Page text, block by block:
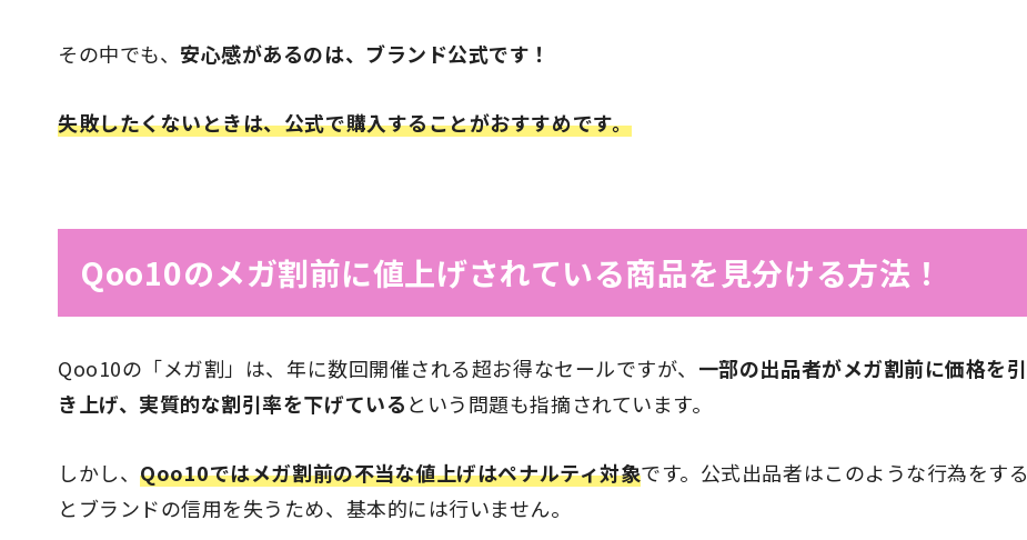
その中でも、 安心感があるのは、ブランド公式です！
失敗したくないときは、公式で購入することがおすすめです。
Qoo10のメガ割前に値上げされている商品を見分ける方法！
Qoo10の「メガ割」は、年に数回開催される超お得なセールですが、 一部の出品者がメガ割前に価格を引
き上げ、実質的な割引率を下げているという問題も指摘されています。
しかし、Qoo10ではメガ割前の不当な値上げはペナルティ対象です。公式出品者はこのような行為をする
とブランドの信用を失うため、基本的には行いません。